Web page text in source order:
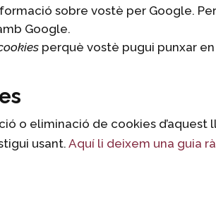
sobre vostè per Google.
Google.
perquè vostè pugui punxar
o eliminació de cookies d’aquest
usant.Aquí li deixem una guia